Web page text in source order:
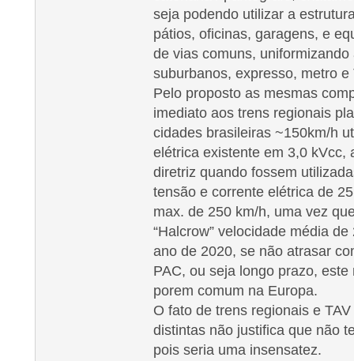
seja podendo utilizar a
pátios, oficinas, garagens, e
de vias comuns,
suburbanos, expresso, metro e
Pelo proposto as mesmas
imediato aos trens regionais
cidades brasileiras ~150km/h
elétrica existente em 3,0 kVcc,
diretriz quando fossem
tensão e corrente elétrica de
max. de 250 km/h, uma vez
“Halcrow” velocidade média
ano de 2020, se não atrasar
PAC, ou seja longo prazo,
porem comum na Europa.
O fato de trens regionais e
distintas não justifica que não
pois seria uma insensatez.